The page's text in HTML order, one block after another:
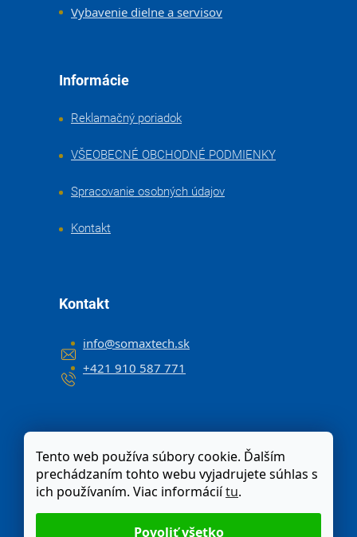
Tento web používa súbory cookie. Ďalším
prechádzaním tohto webu vyjadrujete súhlas s
ich používaním. Viac informáciítu.
Vybavenie dielne a servisov
Informácie
Reklamačný poriadok
VŠEOBECNÉ OBCHODNÉ PODMIENKY
Spracovanie osobných údajov
Kontakt
Kontakt
info@somaxtech.sk
+421 910 587 771